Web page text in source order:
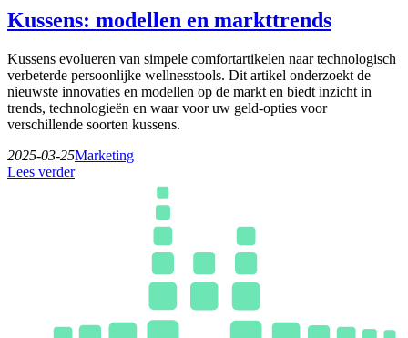
Kussens: modellen en markttrends
Kussens evolueren van simpele comfortartikelen naar technologisch
verbeterde persoonlijke wellnesstools. Dit artikel onderzoekt de
nieuwste innovaties en modellen op de markt en biedt inzicht in
trends, technologieën en waar voor uw geld-opties voor
verschillende soorten kussens.
2025-03-25Marketing
Lees verder